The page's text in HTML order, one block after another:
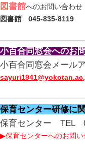
図書館へのお問い合わせ
図書館 045-835-8119
小百合同窓会へのお
小百合同窓会メール
保育センター研修に
保育センター TEL
▶保育センターへのお問